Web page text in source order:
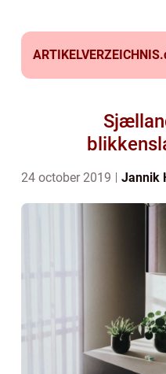
ARTIKELVERZEICHNIS.
24 october 2019 Jannik